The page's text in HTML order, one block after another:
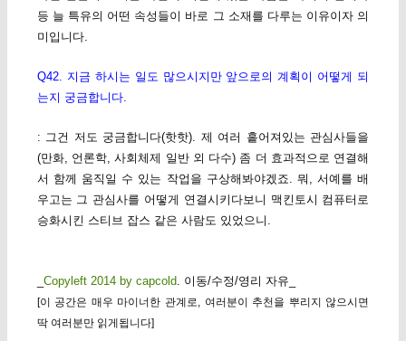
등 늘 특유의 어떤 속성들이 바로 그 소재를 다루는 이유이자 의
미입니다.
Q42. 지금 하시는 일도 많으시지만 앞으로의 계획이 어떻게 되
는지 궁금합니다.
: 그건 저도 궁금합니다(핫핫). 제 여러 흩어져있는 관심사들을
(만화, 언론학, 사회체제 일반 외 다수) 좀 더 효과적으로 연결해
서 함께 움직일 수 있는 작업을 구상해봐야겠죠. 뭐, 서예를 배
우고는 그 관심사를 어떻게 연결시키다보니 맥킨토시 컴퓨터로
승화시킨 스티브 잡스 같은 사람도 있었으니.
Copyleft 2014 by capcold. 이동/수정/영리 자유_
[이 공간은 매우 마이너한 관계로, 여러분이 추천을 뿌리지 않으시면
딱 여러분만 읽게됩니다]